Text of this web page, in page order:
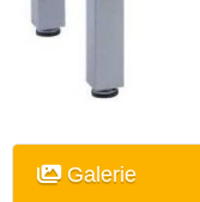
Galerie